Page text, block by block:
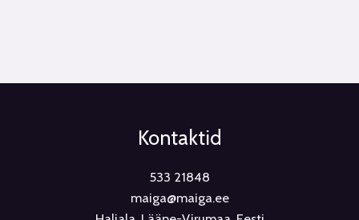
Kontaktid
533 21848
maiga@maiga.ee